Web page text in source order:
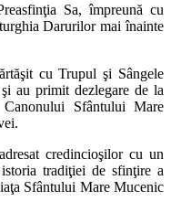
Sa, împreună cu
Darurilor mai înainte
cu Trupul şi Sângele
au primit dezlegare de la
Sfântului Mare
credincioşilor cu un
tradiţiei de sfinţire a
Sfântului Mare Mucenic